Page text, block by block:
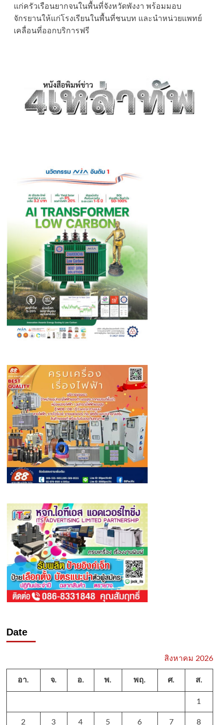
แก่ครัวเรือนยากจนในพื้นที่จังหวัดพังงา พร้อมมอบ
จักรยานให้แก่โรงเรียนในพื้นที่ชนบท และนำหน่วยแพทย์
เคลื่อนที่ออกบริการฟรี
Date
สิงหาคม 2026
อา. จ. อ. พ. พฤ. ศ. ส.
1
2 3 4 5 6 7 8